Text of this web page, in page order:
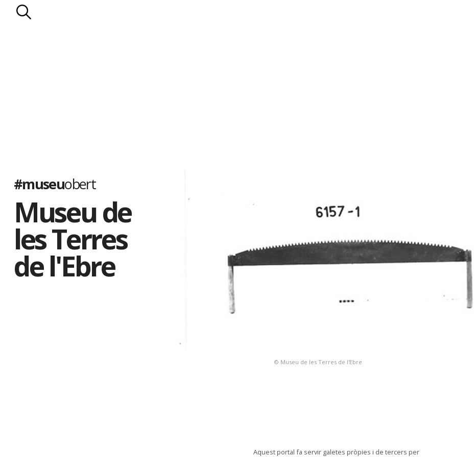
#museuobert
Museu de
les Terres
de l'Ebre
© Museu de les Terres de l'Ebre
Aquest portal fa servir galetes pròpies i de tercers per